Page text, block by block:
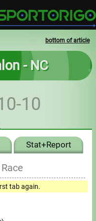
bottom of article
- NC
10
Stat+Report
Race
tab again.